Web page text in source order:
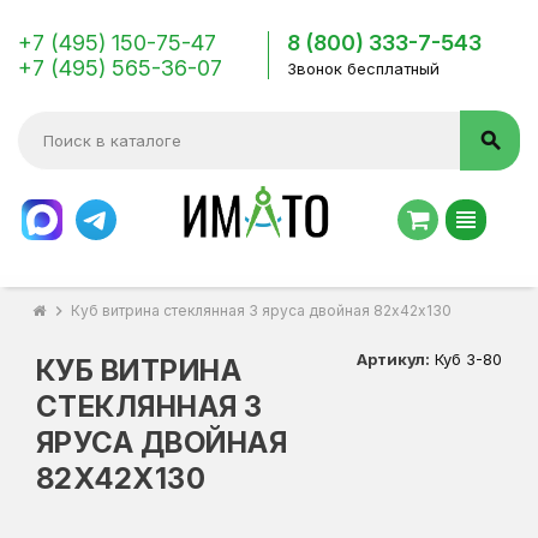
+7 (495) 150-75-47
+7 (495) 565-36-07
8 (800) 333-7-543
Звонок бесплатный
search
view_headline
chevron_right Куб витрина стеклянная 3 яруса двойная 82х42х130
КУБ ВИТРИНА
СТЕКЛЯННАЯ 3
ЯРУСА ДВОЙНАЯ
82Х42Х130
Артикул: Куб 3-80